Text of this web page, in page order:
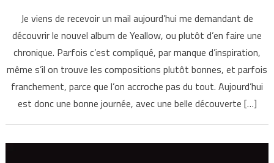
Je viens de recevoir un mail aujourd’hui me demandant de
découvrir le nouvel album de Yeallow, ou plutôt d’en faire une
chronique. Parfois c’est compliqué, par manque d’inspiration,
même s’il on trouve les compositions plutôt bonnes, et parfois
franchement, parce que l’on accroche pas du tout. Aujourd’hui
est donc une bonne journée, avec une belle découverte […]